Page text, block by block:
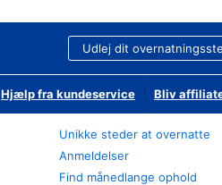
Udlej dit
Hjælp fra kundeservice Bliv
Unikke steder at overnatte
Anmeldelser
Find månedlange ophold